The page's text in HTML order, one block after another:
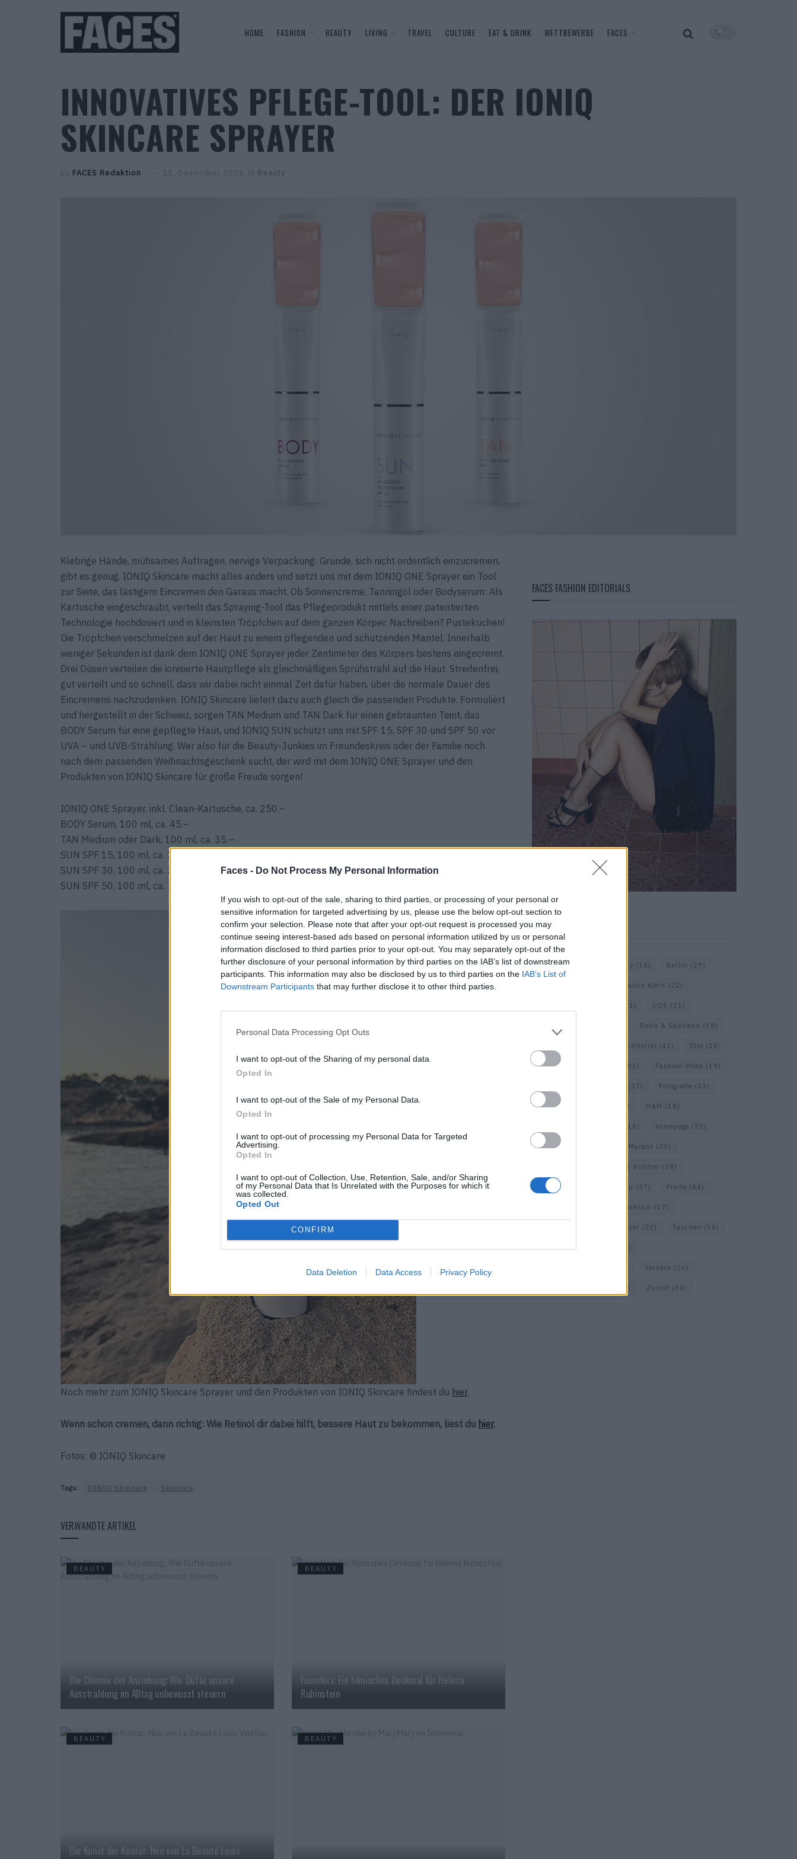
Faces - Do Not Process My Personal Information
If you wish to opt-out of the sale, sharing to third parties, or processing of your personal or
sensitive information for targeted advertising by us, please use the below opt-out section to
confirm your selection. Please note that after your opt-out request is processed you may
continue seeing interest-based ads based on personal information utilized by us or personal
information disclosed to third parties prior to your opt-out. You may separately opt-out of the
further disclosure of your personal information by third parties on the IAB’s list of downstream
participants. This information may also be disclosed by us to third parties on the IAB’s List of
Downstream Participants that may further disclose it to other third parties.
Personal Data Processing Opt Outs
I want to opt-out of the Sharing of my personal data.
Opted In
I want to opt-out of the Sale of my Personal Data.
Opted In
I want to opt-out of processing my Personal Data for Targeted
Advertising.
Opted In
I want to opt-out of Collection, Use, Retention, Sale, and/or Sharing
of my Personal Data that Is Unrelated with the Purposes for which it
was collected.
Opted Out
CONFIRM
Data Deletion Data Access Privacy Policy
HOME FASHION BEAUTY LIVING TRAVEL CULTURE EAT & DRINK WETTBEWERBE FACES
INNOVATIVES PFLEGE-TOOL: DER IONIQ
SKINCARE SPRAYER
by FACES Redaktion 13. Dezember 2023 in Beauty
Klebrige Hände, müh­sames Auftragen, nervige Verpackung: Gründe, sich nicht ordentlich einzu­cremen,
gibt es genug. IONIQ Skincare macht alles anders und setzt uns mit dem IONIQ ONE Sprayer ein Tool
zur Seite, das lästigem Eincremen den Garaus macht. Ob Sonnen­creme, Tanningöl oder Bodyserum: Als
Kartusche eingeschraubt, verteilt das Spraying-Tool das Pflegeprodukt mittels einer patentierten
Techno­logie hochdosiert und in kleinsten Tröpfchen auf dem ganzen Körper. Nachreiben? Pustekuchen!
Die Tröpfchen ver­schmelzen auf der Haut zu einem pflegenden und schützenden Mantel. Innerhalb
weniger Sekunden ist dank dem IONIQ ONE Sprayer jeder Zentimeter des Körpers bestens eingecremt.
Drei Düsen verteilen die ionisierte Hautpflege als gleichmäßigen Sprüh­strahl auf die Haut. Streifenfrei,
gut verteilt und so schnell, dass wir dabei nicht einmal Zeit dafür haben, über die normale Dauer des
Eincremens nachzu­denken. IONIQ Skincare liefert dazu auch gleich die passenden Produkte. Form­uliert
und hergestellt in der Schweiz, sorgen TAN Medium und TAN Dark für einen gebräunten Teint, das
BODY Serum für eine gepflegte Haut, und IONIQ SUN schützt uns mit SPF 15, SPF 30 und SPF 50 vor
UVA – und UVB-Strah­lung. Wer also für die Beauty-Junkies im Freun­deskreis oder der Familie noch
nach dem passenden Weih­nachts­geschenk sucht, der wird mit dem IONIQ ONE Sprayer und den
Produkten von IONIQ Skin­care für große Freude sorgen!
IONIQ ONE Sprayer, inkl. Clean-Kartusche, ca. 250.–
BODY Serum, 100 ml, ca. 45.–
TAN Medium oder Dark, 100 ml, ca. 35.–
SUN SPF 15, 100 ml, ca. 23.–
SUN SPF 30, 100 ml, ca. 28.–
SUN SPF 50, 100 ml, ca. 30.–
Noch mehr zum IONIQ Skincare Sprayer und den Produkten von IONIQ Skincare findest du hier.
Wenn schon cremen, dann richtig: Wie Retinol dir dabei hilft, bessere Haut zu bekommen, liest du hier.
Fotos: © IONIQ Skincare
Tags: IONIQ Skincare Skincare
VERWANDTE ARTIKEL
BEAUTY
Die Chemie der Anziehung: Wie Düfte unsere
Ausstrahlung im Alltag unbewusst steuern
BEAUTY
Founders: Ein filmisches Denkmal für Helena
Rubinstein
BEAUTY
Die Kunst der Kontur: Neu von La Beauté Louis
BEAUTY
FACES FASHION EDITORIALS
KEYWORD SEARCH
Balenciaga Beauty (18) Berlin (29)
Calvin Klein (22)
(71) COS (21)
Dolce & Gabbana (18)
Editorial (42) Etro (18)
Falke(35) (103) Fashion Week (19)
(27) Fotografie (22)
Gucci(69) (17) H&M (18)
(18) homepage (71)
Interview Isabel Marant (23)
Louis Vuitton (58)
Max Mara Miu Miu (27) Prada (44)
Schmuck (17)
Swarovski (23) Taschen (16)
Travel(23) (33)
Versace (26)
(18) Zürich (38)